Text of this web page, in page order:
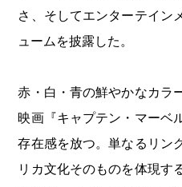
さ、そしてエンターテイン
ュームを披露した。
赤・白・青の鮮やかなカラ
映画『キャプテン・マーベ
存在感を放つ。単なるリン
リカ文化そのものを体現す